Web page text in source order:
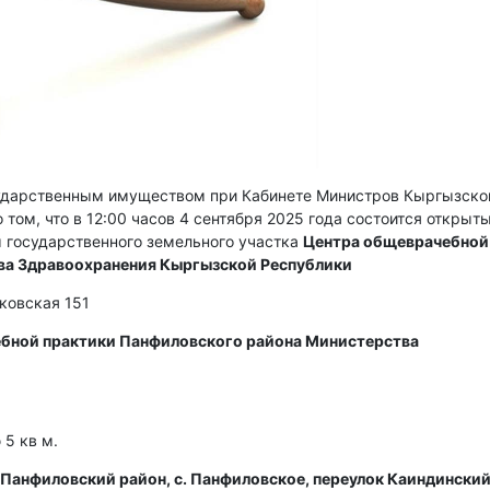
имуществом при Кабинете Министров
что в 12:00 часов 4 сентября 2025 года состоится
земельного участка Центра общеврачебной
Здравоохранения Кыргызской Республики
151
практики Панфиловского района Министерства
5 кв м.
район, с. Панфиловское, переулок